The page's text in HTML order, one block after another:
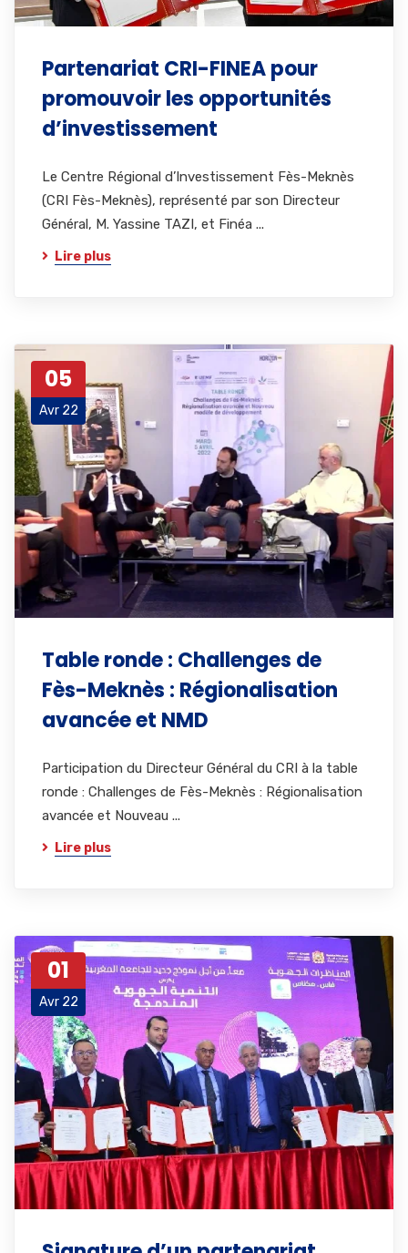
Partenariat CRI-FINEA pour
promouvoir les opportunités
d’investissement
Le Centre Régional d’Investissement Fès-Meknès
(CRI Fès-Meknès), représenté par son Directeur
Général, M. Yassine TAZI, et Finéa ...
Lire plus
05
Avr 22
Table ronde : Challenges de
Fès-Meknès : Régionalisation
avancée et NMD
Participation du Directeur Général du CRI à la table
ronde : Challenges de Fès-Meknès : Régionalisation
avancée et Nouveau ...
Lire plus
01
Avr 22